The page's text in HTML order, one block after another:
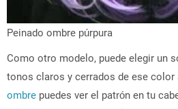
Peinado ombre púrpura
Como otro modelo, puede elegir un
tonos claros y cerrados de ese color
ombre puedes ver el patrón en tu